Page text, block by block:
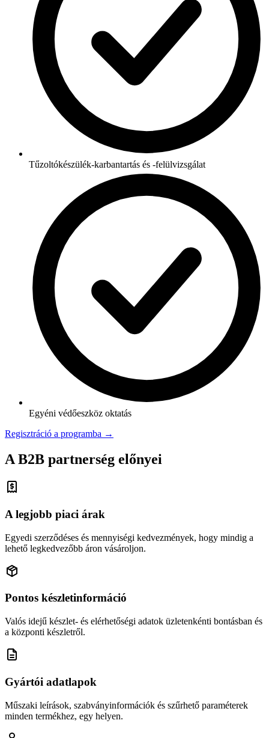
Tűzoltókészülék-karbantartás és -felülvizsgálat
Egyéni védőeszköz oktatás
Regisztráció a programba →
A B2B partnerség előnyei
A legjobb piaci árak
Egyedi szerződéses és mennyiségi kedvezmények, hogy mindig a
lehető legkedvezőbb áron vásároljon.
Pontos készletinformáció
Valós idejű készlet- és elérhetőségi adatok üzletenkénti bontásban és
a központi készletről.
Gyártói adatlapok
Műszaki leírások, szabványinformációk és szűrhető paraméterek
minden termékhez, egy helyen.